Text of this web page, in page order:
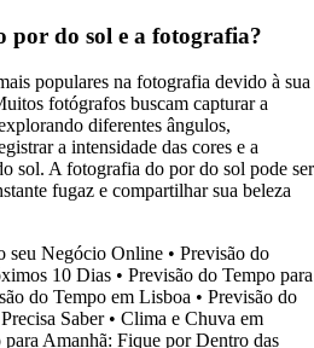
por do sol e a fotografia?
populares na fotografia devido à sua
fotógrafos buscam capturar a
diferentes ângulos,
a intensidade das cores e a
sol. A fotografia do por do sol pode ser
fugaz e compartilhar sua beleza
seu Negócio Online • Previsão do
10 Dias • Previsão do Tempo para
do Tempo em Lisboa • Previsão do
Saber• Clima e Chuva em
Amanhã: Fique por Dentro das